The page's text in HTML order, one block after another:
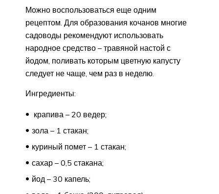
Можно воспользоваться еще одним
рецептом. Для образования кочанов многие
садоводы рекомендуют использовать
народное средство – травяной настой с
йодом, поливать которым цветную капусту
следует не чаще, чем раз в неделю.
Ингредиенты:
крапива – 20 ведер;
зола – 1 стакан;
куриный помет – 1 стакан;
сахар – 0,5 стакана;
йод – 30 капель;